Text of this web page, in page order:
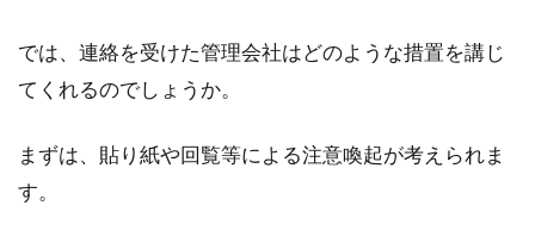
アパートを契約したものの、何らかの理由で引
っ越ししなければならないことだってあります
では、連絡を受けた管理会社はどのような措置を講じ
てくれるのでしょうか。
まずは、貼り紙や回覧等による注意喚起が考えられま
す。